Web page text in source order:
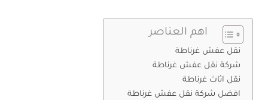
اهم العناصر
نقل عفش غرناطة
شركة نقل عفش غرناطة
نقل اثاث غرناطة
افضل شركة نقل عفش غرناطة